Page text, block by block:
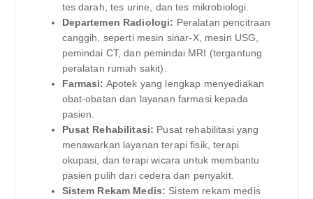
tes darah, tes urine, dan tes mikrobiologi.
Departemen Radiologi: Peralatan pencitraan
canggih, seperti mesin sinar-X, mesin USG,
pemindai CT, dan pemindai MRI (tergantung
peralatan rumah sakit).
Farmasi: Apotek yang lengkap menyediakan
obat-obatan dan layanan farmasi kepada
pasien.
Pusat Rehabilitasi: Pusat rehabilitasi yang
menawarkan layanan terapi fisik, terapi
okupasi, dan terapi wicara untuk membantu
pasien pulih dari cedera dan penyakit.
Sistem Rekam Medis: Sistem rekam medis